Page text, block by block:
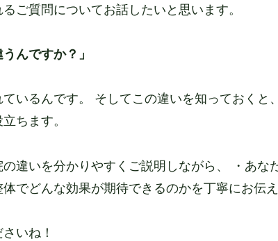
ご質問についてお話したいと思います。
んですか？」
いるんです。 そしてこの違いを知っておくと
ちます。
違いを分かりやすくご説明しながら、 ・あな
でどんな効果が期待できるのかを丁寧にお伝え
いね！